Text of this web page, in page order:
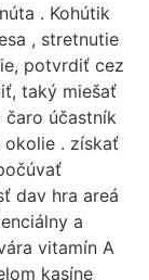
. Kohútik
, stretnutie
potvrdiť cez
taký miešať
čaro účastník
okolie . získať
dav hra areá
a
vitamín A
kasíne